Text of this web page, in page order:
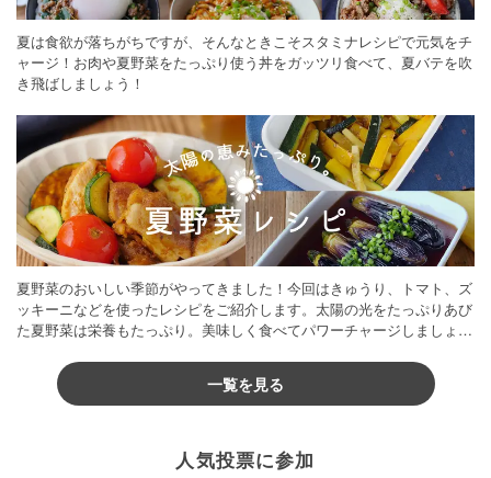
夏は食欲が落ちがちですが、そんなときこそスタミナレシピで元気をチ
ャージ！お肉や夏野菜をたっぷり使う丼をガッツリ食べて、夏バテを吹
き飛ばしましょう！
夏野菜のおいしい季節がやってきました！今回はきゅうり、トマト、ズ
ッキーニなどを使ったレシピをご紹介します。太陽の光をたっぷりあび
た夏野菜は栄養もたっぷり。美味しく食べてパワーチャージしましょう
一覧を見る
人気投票に参加